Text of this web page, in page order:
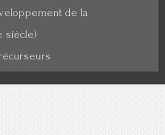
de la
siècle)